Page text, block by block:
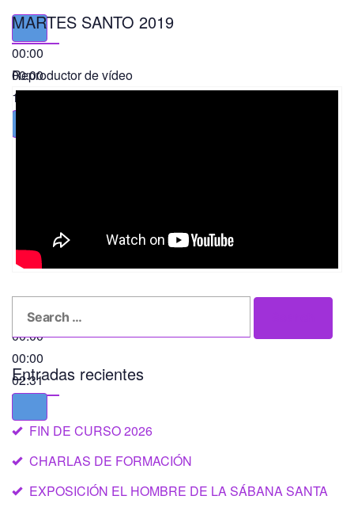
00:00
00:00
11:56
MARTES SANTO 2019
Reproductor de vídeo
00:00
00:00
02:31
Entradas recientes
FIN DE CURSO 2026
CHARLAS DE FORMACIÓN
EXPOSICIÓN EL HOMBRE DE LA SÁBANA SANTA